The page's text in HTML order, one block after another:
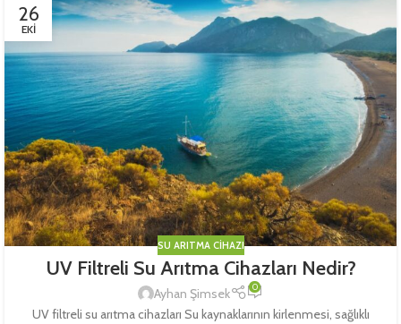
26
EKI
SU ARITMA CIHAZI
UV Filtreli Su Arıtma Cihazları Nedir?
Ayhan Şimsek 0
UV filtreli su arıtma cihazları Su kaynaklarının kirlenmesi, sağlıklı